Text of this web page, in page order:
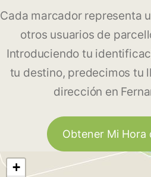
Cada marcador representa
otros usuarios de
Introduciendo tu
tu destino, predecimos tu
dirección en
Obtener Mi Hora
+